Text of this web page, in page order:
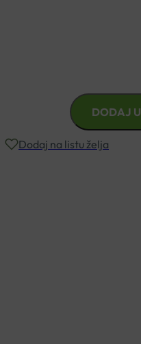
SOLGAR Vitamin B12
veganima i vegetarijancima
B12
DODAJ
Dodaj na listu želja